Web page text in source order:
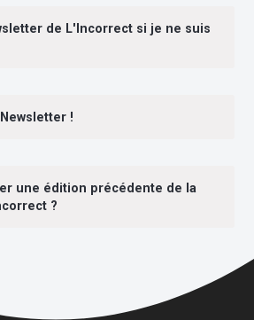
de L'Incorrect si je ne suis
!
une édition précédente de la
?